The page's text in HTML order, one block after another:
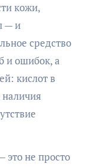
кожи,
— и
средство
и ошибок, а
кислот в
наличия
это не просто